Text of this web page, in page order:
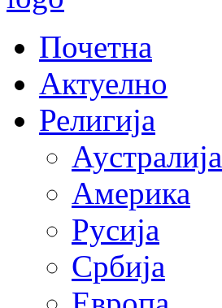
Почетна
Актуелно
Религија
Аустралија
Америка
Русија
Србија